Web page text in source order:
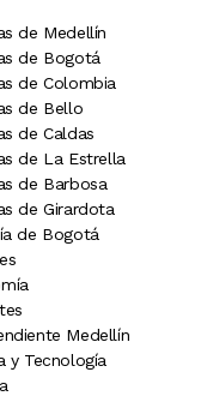
de Medellín
de Bogotá
de Colombia
de Bello
de Caldas
de La Estrella
de Barbosa
de Girardota
de Bogotá
Medellín
y Tecnología